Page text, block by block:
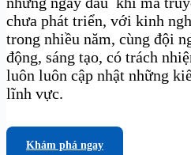
chưa phát triển, với kinh
trong nhiều năm, cùng đội
động, sáng tạo, có trách
luôn luôn cập nhật những
lĩnh vực.
Khám phá ngay